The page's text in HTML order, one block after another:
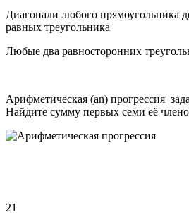
Диагонали любого прямоугольника
равных треугольника
Любые два равносторонних
Арифметическая (an) прогрессия
Найдите сумму первых семи её
21